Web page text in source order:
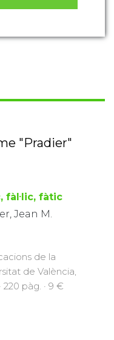
"Pradier"
fàl·lic, fàtic
Jean M.
de la
de València,
220 pàg. · 9 €